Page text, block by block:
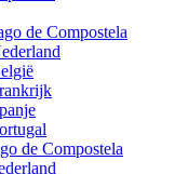
de Compostela
de Compostela